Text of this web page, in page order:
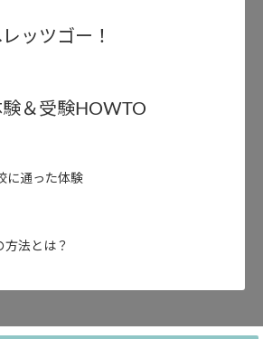
ッツゴー！
＆受験HOWTO
に通った体験
方法とは？